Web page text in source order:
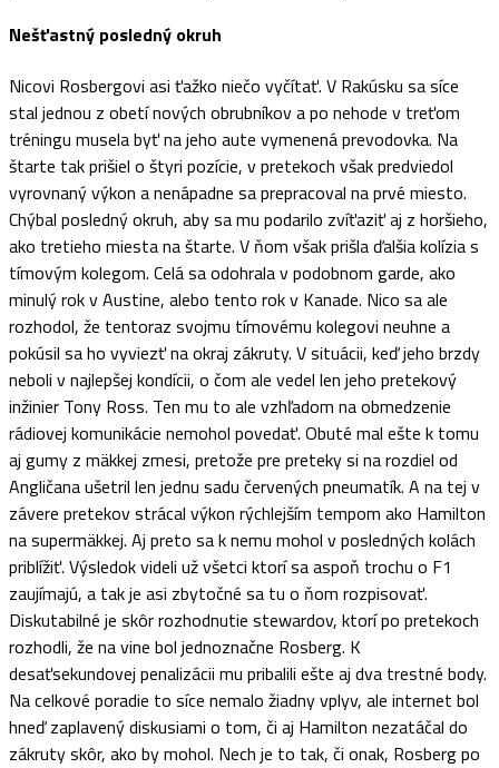
Nešťastný posledný okruh
Nicovi Rosbergovi asi ťažko niečo vyčítať. V Rakúsku sa síce
stal jednou z obetí nových obrubníkov a po nehode v treťom
tréningu musela byť na jeho aute vymenená prevodovka. Na
štarte tak prišiel o štyri pozície, v pretekoch však predviedol
vyrovnaný výkon a nenápadne sa prepracoval na prvé miesto.
Chýbal posledný okruh, aby sa mu podarilo zvíťaziť aj z horšieho,
ako tretieho miesta na štarte. V ňom však prišla ďalšia kolízia s
tímovým kolegom. Celá sa odohrala v podobnom garde, ako
minulý rok v Austine, alebo tento rok v Kanade. Nico sa ale
rozhodol, že tentoraz svojmu tímovému kolegovi neuhne a
pokúsil sa ho vyviezť na okraj zákruty. V situácii, keď jeho brzdy
neboli v najlepšej kondícii, o čom ale vedel len jeho pretekový
inžinier Tony Ross. Ten mu to ale vzhľadom na obmedzenie
rádiovej komunikácie nemohol povedať. Obuté mal ešte k tomu
aj gumy z mäkkej zmesi, pretože pre preteky si na rozdiel od
Angličana ušetril len jednu sadu červených pneumatík. A na tej v
závere pretekov strácal výkon rýchlejším tempom ako Hamilton
na supermäkkej. Aj preto sa k nemu mohol v posledných kolách
priblížiť. Výsledok videli už všetci ktorí sa aspoň trochu o F1
zaujímajú, a tak je asi zbytočné sa tu o ňom rozpisovať.
Diskutabilné je skôr rozhodnutie stewardov, ktorí po pretekoch
rozhodli, že na vine bol jednoznačne Rosberg. K
desaťsekundovej penalizácii mu pribalili ešte aj dva trestné body.
Na celkové poradie to síce nemalo žiadny vplyv, ale internet bol
hneď zaplavený diskusiami o tom, či aj Hamilton nezatáčal do
zákruty skôr, ako by mohol. Nech je to tak, či onak, Rosberg po